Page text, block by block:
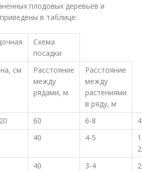
плодовых деревьев и
в таблице:
Схема
посадки
см
Расстояние
между
рядами, м
Расстояние
между
растениями
в ряду, м
60 6-8
40 4-5
40 3-4